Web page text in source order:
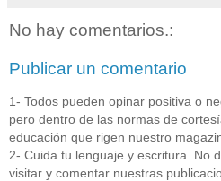
No hay comentarios.:
Publicar un comentario
1- Todos pueden opinar positiva o
pero dentro de las normas de
educación que rigen nuestro
2- Cuida tu lenguaje y escritura. No
visitar y comentar nuestras